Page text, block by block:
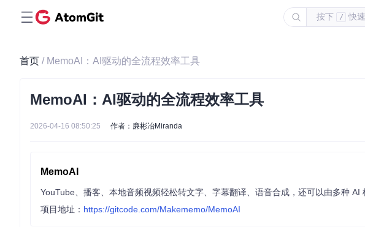
按下 / 快
首页 / MemoAI：AI驱动的全流程效率工具
MemoAI：AI驱动的全流程效率工具
2026-04-16 08:50:25 作者：廉彬冶Miranda
MemoAI
项目地址： https://gitcode.com/Makememo/MemoAI